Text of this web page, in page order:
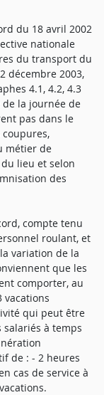
du 18 avril 2002
nationale
du transport du
décembre 2003,
4.1, 4.2, 4.3
la journée de
pas dans le
métier de
lieu et selon
des
compte tenu
roulant, et
variation de la
que les
comporter, au
vacations
qui peut être
à temps
de : - 2 heures
cas de service à